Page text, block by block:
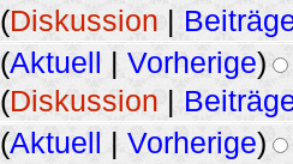
(Diskussion |
(Aktuell | Vorherige)
(Diskussion |
(Aktuell Vorherige)